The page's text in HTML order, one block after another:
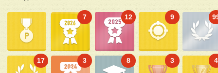
7 12 9
17 3 8 3 4